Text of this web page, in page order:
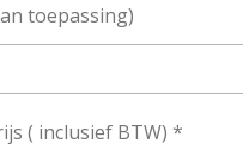
toepassing)
( inclusief BTW) *